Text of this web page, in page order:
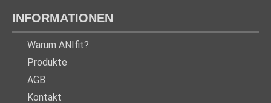
INFORMATIONEN
Warum ANIfit?
Produkte
AGB
Kontakt